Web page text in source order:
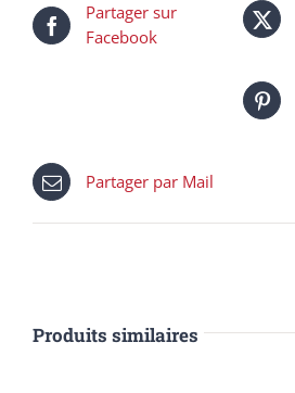
Partager sur
Facebook
Partager par Mail
Produits similaires